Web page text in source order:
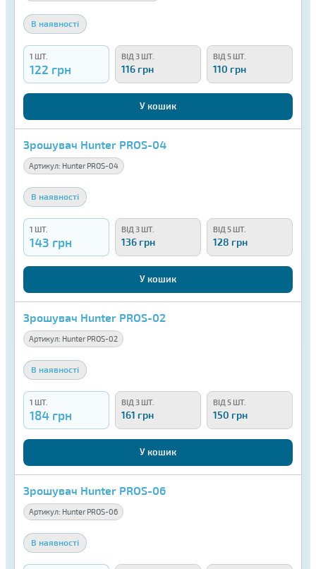
В наявності
1 ШТ.
122 грн
ВІД 3 ШТ.
116 грн
ВІД 5 ШТ.
110 грн
У кошик
Зрошувач Hunter PROS-04
Артикул: Hunter PROS-04
В наявності
1 ШТ.
143 грн
ВІД 3 ШТ.
136 грн
ВІД 5 ШТ.
128 грн
У кошик
Зрошувач Hunter PROS-02
Артикул: Hunter PROS-02
В наявності
1 ШТ.
184 грн
ВІД 3 ШТ.
161 грн
ВІД 5 ШТ.
150 грн
У кошик
Зрошувач Hunter PROS-06
Артикул: Hunter PROS-06
В наявності